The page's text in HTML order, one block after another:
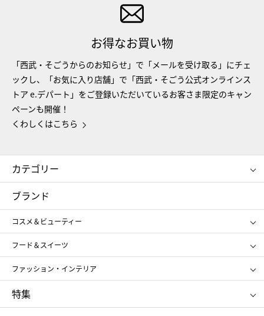
お得なお買い物
「西武・そごうからのお知らせ」で「メールを受け取る」にチェ
ックし、「お気に入り店舗」で「西武・そごう公式オンラインス
トア e.デパート」をご登録いただいているお客さま限定のキャン
ペーンも開催！
くわしくはこちら
カテゴリー
コスメ＆ビューティー
ギフト
レディース
メンズ
スポーツ・アウトドア
お中元
お歳暮
ブランド
コスメ＆ビューティー
SHISEIDO
ポール&ジョー ボーテ
ジルスチュアート
NARS
RMK
クリニーク
SK-Ⅱ
フード＆スイーツ
アンリ・シャルパンティエ
ゴディバ
新宿高野
たねや
ファッション・インテリア
ポロ ラルフ ローレン
タケオ キクチ
ママ＆キッズ
特集